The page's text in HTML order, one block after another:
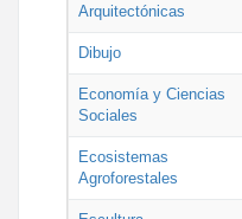
Arquitectónicas
Dibujo
Economía y Ciencias
Sociales
Ecosistemas
Agroforestales